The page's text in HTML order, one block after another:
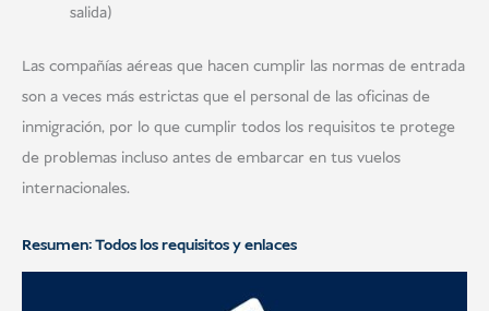
salida)
Las compañías aéreas que hacen cumplir las normas de entrada
son a veces más estrictas que el personal de las oficinas de
inmigración, por lo que cumplir todos los requisitos te protege
de problemas incluso antes de embarcar en tus vuelos
internacionales.
Resumen: Todos los requisitos y enlaces